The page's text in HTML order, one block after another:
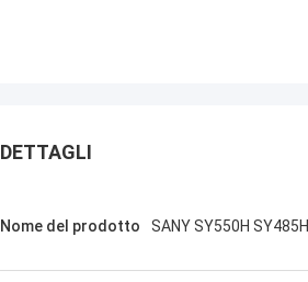
Erdenetumur Kampana
DETTAGLI
Nome del prodotto SANY SY550H SY485H